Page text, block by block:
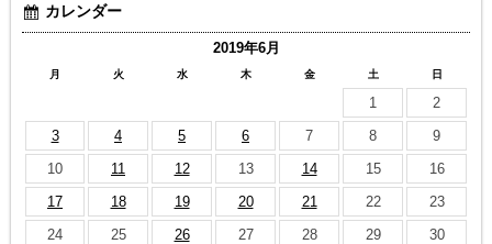
カレンダー
2019年6月
月 火 水 木 金 土 日
1
2
3
4 5 6 7 8
9
10
11 12 13 14 15
16
17
18 19 20 21 22
23
24
25 26 27 28 29
30